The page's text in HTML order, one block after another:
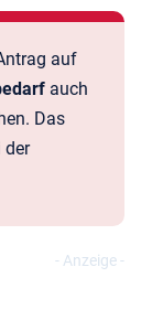
auf
auch
Das
der